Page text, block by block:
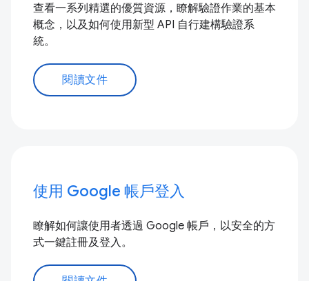
查看一系列精選的優質資源，瞭解驗證作業的基本
概念，以及如何使用新型 API 自行建構驗證系
統。
閱讀文件
使用 Google 帳戶登入
瞭解如何讓使用者透過 Google 帳戶，以安全的方
式一鍵註冊及登入。